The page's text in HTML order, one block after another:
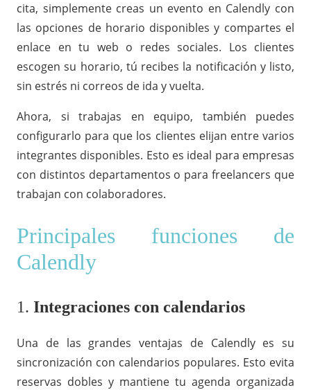
cita, simplemente creas un evento en Calendly con
las opciones de horario disponibles y compartes el
enlace en tu web o redes sociales. Los clientes
escogen su horario, tú recibes la notificación y listo,
sin estrés ni correos de ida y vuelta.
Ahora, si trabajas en equipo, también puedes
configurarlo para que los clientes elijan entre varios
integrantes disponibles. Esto es ideal para empresas
con distintos departamentos o para freelancers que
trabajan con colaboradores.
Principales funciones de
Calendly
1. Integraciones con calendarios
Una de las grandes ventajas de Calendly es su
sincronización con calendarios populares. Esto evita
reservas dobles y mantiene tu agenda organizada